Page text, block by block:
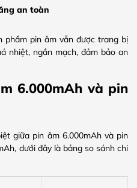
an toàn
phẩm pin âm vẫn được trang bị
nhiệt, ngắn mạch, đảm bảo an
6.000mAh và pin
giữa pin âm 6.000mAh và pin
dưới đây là bảng so sánh chi